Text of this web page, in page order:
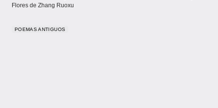
Flores de Zhang Ruoxu
POEMAS ANTIGUOS